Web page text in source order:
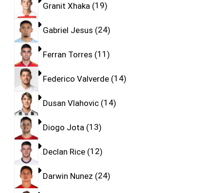
Granit Xhaka 19
Gabriel Jesus 24
Ferran Torres 11
Federico Valverde 14
Dusan Vlahovic 14
Diogo Jota 13
Declan Rice 12
Darwin Nunez 24